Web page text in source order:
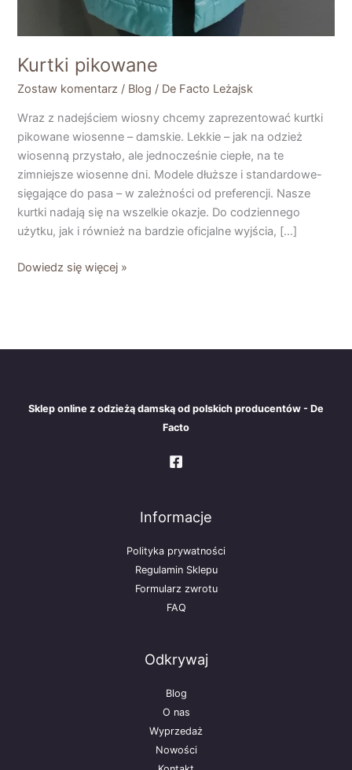
Kurtki pikowane
Zostaw komentarz / Blog / De Facto Leżajsk
Wraz z nadejściem wiosny chcemy zaprezentować kurtki
pikowane wiosenne – damskie. Lekkie – jak na odzież
wiosenną przystało, ale jednocześnie ciepłe, na te
zimniejsze wiosenne dni. Modele dłuższe i standardowe-
sięgające do pasa – w zależności od preferencji. Nasze
kurtki nadają się na wszelkie okazje. Do codziennego
użytku, jak i również na bardzie oficjalne wyjścia, […]
Dowiedz się więcej »
Sklep online z odzieżą damską od polskich producentów - De
Facto
Informacje
Polityka prywatności
Regulamin Sklepu
Formularz zwrotu
FAQ
Odkrywaj
Blog
O nas
Wyprzedaż
Nowości